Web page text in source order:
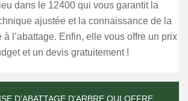
dans le 12400 qui vous garantit la
ajustée et la connaissance de la
l’abattage. Enfin, elle vous offre un prix
et un devis gratuitement !
D’ABATTAGE D’ARBRE QUI OFFRE